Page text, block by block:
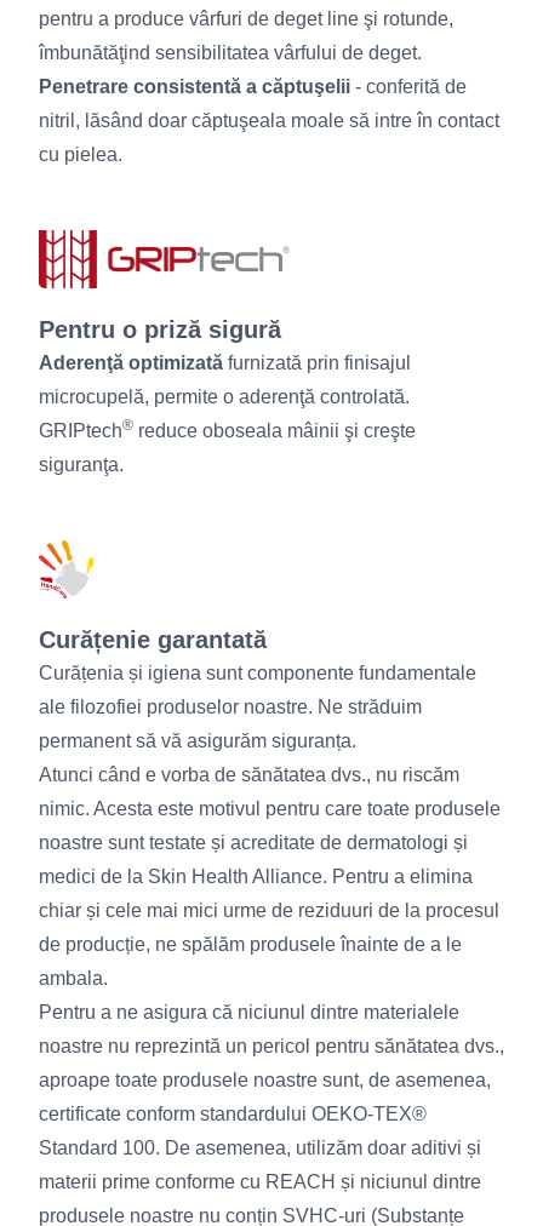
pentru a produce vârfuri de deget line şi rotunde,
îmbunătăţind sensibilitatea vârfului de deget.
Penetrare consistentă a căptuşelii - conferită de
nitril, lăsând doar căptuşeala moale să intre în contact
cu pielea.
Pentru o priză sigură
Aderenţă optimizată furnizată prin finisajul
microcupelă, permite o aderenţă controlată.
GRIPtech® reduce oboseala mâinii şi creşte
siguranţa.
Curățenie garantată
Curățenia și igiena sunt componente fundamentale
ale filozofiei produselor noastre. Ne străduim
permanent să vă asigurăm siguranța.
Atunci când e vorba de sănătatea dvs., nu riscăm
nimic. Acesta este motivul pentru care toate produsele
noastre sunt testate și acreditate de dermatologi și
medici de la Skin Health Alliance. Pentru a elimina
chiar și cele mai mici urme de reziduuri de la procesul
de producție, ne spălăm produsele înainte de a le
ambala.
Pentru a ne asigura că niciunul dintre materialele
noastre nu reprezintă un pericol pentru sănătatea dvs.,
aproape toate produsele noastre sunt, de asemenea,
certificate conform standardului OEKO-TEX®
Standard 100. De asemenea, utilizăm doar aditivi și
materii prime conforme cu REACH și niciunul dintre
produsele noastre nu conțin SVHC-uri (Substanțe